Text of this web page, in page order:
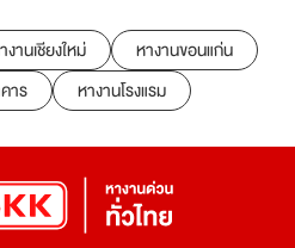
งานเชียงใหม่
หางานขอนแก่น
าร หางานโรงแรม